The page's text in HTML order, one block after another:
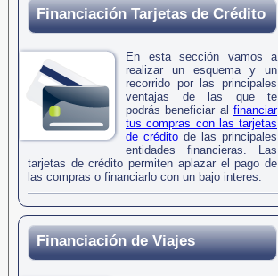
Financiación Tarjetas de Crédito
En esta sección vamos a
realizar un esquema y un
recorrido por las principales
ventajas de las que te
podrás beneficiar al financiar
tus compras con las tarjetas
de crédito de las principales
entidades financieras. Las
tarjetas de crédito permiten aplazar el pago de
las compras o financiarlo con un bajo interes.
Financiación de Viajes